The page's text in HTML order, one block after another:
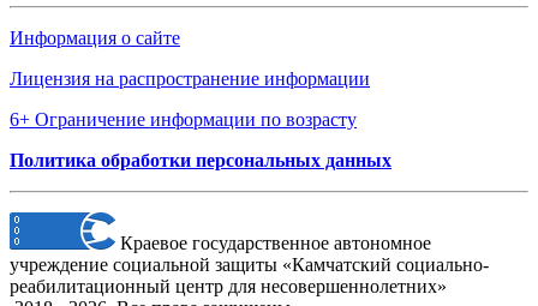
Информация о сайте
Лицензия на распространение информации
6+ Ограничение информации по возрасту
Политика обработки персональных данных
Краевое государственное автономное
учреждение социальной защиты «Камчатский социально-
реабилитационный центр для несовершеннолетних»